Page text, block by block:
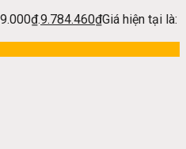
9.784.460₫Giá hiện tại là: